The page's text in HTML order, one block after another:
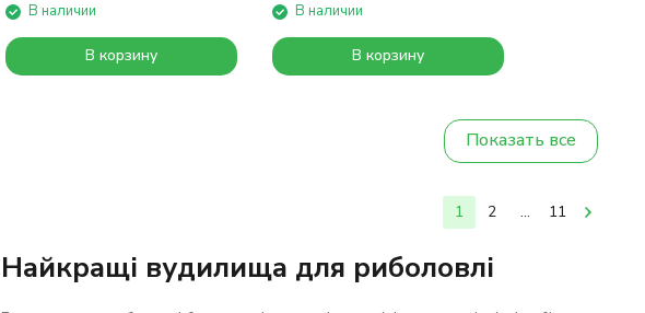
В наличии
В корзину
В наличии
В корзину
Показать все
1 2 ... 11
Найкращі вудилища для риболовлі